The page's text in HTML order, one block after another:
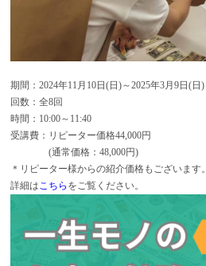
期間：2024年11月10日(日)～2025年3月9日(日)
回数：全8回
時間：10:00～11:40
受講費：リピーター価格44,000円
(通常価格：48,000円)
＊リピーター様からの紹介価格もございます。
詳細はこちら をご覧ください。